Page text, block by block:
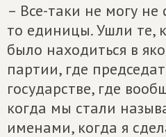
– Все-таки не могу не
то единицы. Ушли те,
было находиться в
партии, где
государстве, где
когда мы стали
именами, когда я